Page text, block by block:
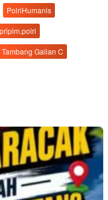
PolriHumanis
Tambang Galian C